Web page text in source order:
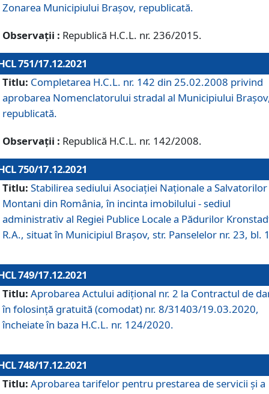
Zonarea Municipiului Braşov, republicată.
Observații : Republică H.C.L. nr. 236/2015.
751/17.12.2021
Titlu: Completarea H.C.L. nr. 142 din 25.02.2008 privind
aprobarea Nomenclatorului stradal al Municipiului
republicată.
Observații : Republică H.C.L. nr. 142/2008.
750/17.12.2021
Titlu: Stabilirea sediului Asociației Naționale a Salvatorilor
Montani din România, în incinta imobilului - sediul
administrativ al Regiei Publice Locale a Pădurilor
R.A., situat în Municipiul Braşov, str. Panselelor nr. 23, bl.
749/17.12.2021
Titlu: Aprobarea Actului adițional nr. 2 la Contractul de
în folosință gratuită (comodat) nr. 8/31403/19.03.2020,
încheiate în baza H.C.L. nr. 124/2020.
748/17.12.2021
Titlu: Aprobarea tarifelor pentru prestarea de servicii şi a